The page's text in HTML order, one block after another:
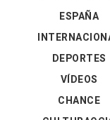
ESPAÑA
DEPORTES
VÍDEOS
CHANCE